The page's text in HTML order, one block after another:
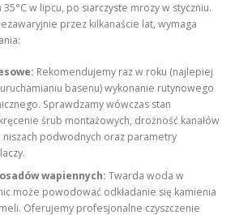
w lipcu, po siarczyste mrozy w styczniu.
przez kilkanaście lat, wymaga
Rekomendujemy raz w roku (najlepiej
basenu) wykonanie rutynowego
Sprawdzamy wówczas stan
śrub montażowych, drożność kanałów
niszach podwodnych oraz parametry
wapiennych: Twarda woda w
może powodować odkładanie się kamienia
Oferujemy profesjonalne czyszczenie